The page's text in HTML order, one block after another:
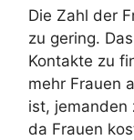
Die Zahl der
zu gering.
Kontakte zu
mehr Frauen
ist, jemanden
da Frauen